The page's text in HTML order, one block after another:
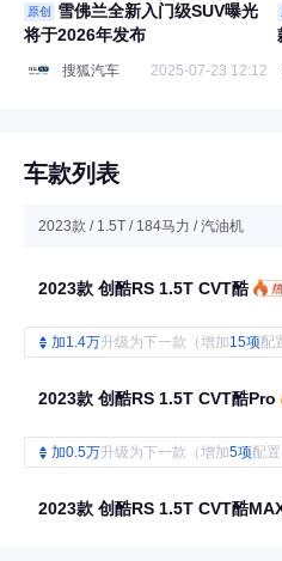
原创
雪佛兰全新入门级SUV曝光
将于2026年发布
搜狐汽车 2025-07-23 12:12
车款列表
2023款 / 1.5T / 184马力 / 汽油机
2023款 创酷RS 1.5T CVT酷
加1.4万升级为下一款（增加15项配
2023款 创酷RS 1.5T CVT酷Pro
加0.5万升级为下一款（增加5项配置
2023款 创酷RS 1.5T CVT酷